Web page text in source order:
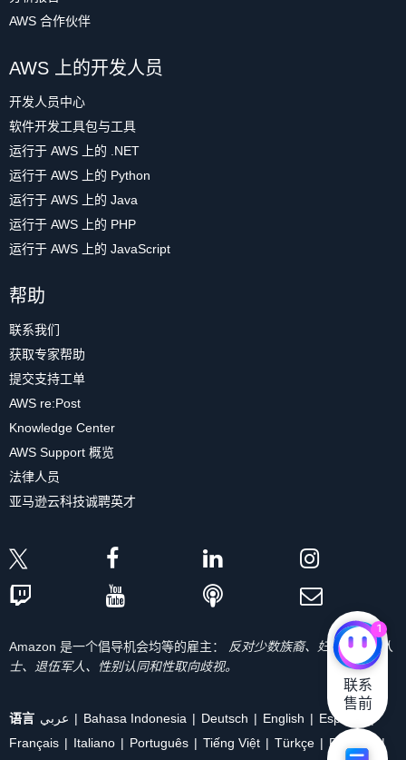
AWS 合作伙伴
AWS 上的开发人员
开发人员中心
软件开发工具包与工具
运行于 AWS 上的 .NET
运行于 AWS 上的 Python
运行于 AWS 上的 Java
运行于 AWS 上的 PHP
运行于 AWS 上的 JavaScript
帮助
联系我们
获取专家帮助
提交支持工单
AWS re:Post
Knowledge Center
AWS Support 概览
法律人员
亚马逊云科技诚聘英才
Amazon 是一个倡导机会均等的雇主：
反对少数族裔、妇女、残疾人
士、退伍军人、性别认同和性取向歧视。
语言 عربي Bahasa Indonesia Deutsch English
Español
Français
Italiano Português Tiếng Việt Türkçe
Ρусский
1
联系
售前